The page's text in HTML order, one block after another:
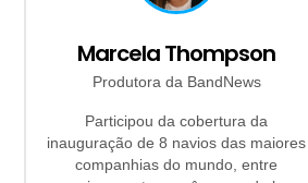
Marcela Thompson
Produtora da BandNews
Participou da cobertura da
inauguração de 8 navios das maiores
companhias do mundo, entre